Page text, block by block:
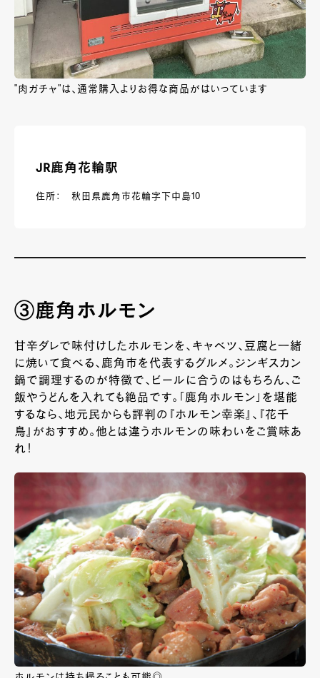
"肉ガチャ"は、通常購入よりお得な商品がはいっています
JR鹿角花輪駅
住所： 秋田県鹿角市花輪字下中島10
③鹿角ホルモン
甘辛ダレで味付けしたホルモンを、キャベツ、豆腐と一緒
に焼いて食べる、鹿角市を代表するグルメ。ジンギスカン
鍋で調理するのが特徴で、ビールに合うのはもちろん、ご
飯やうどんを入れても絶品です。「鹿角ホルモン」を堪能
するなら、地元民からも評判の『ホルモン幸楽』、『花千
鳥』がおすすめ。他とは違うホルモンの味わいをご賞味あ
れ！